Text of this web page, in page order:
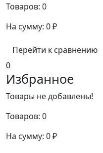
Товаров: 0
На сумму: 0₽
Перейти к сравнению
0
Избранное
Товары не добавлены!
Товаров: 0
На сумму: 0₽